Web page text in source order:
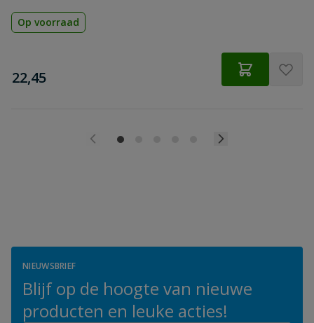
Op voorraad
€
22,45
NIEUWSBRIEF
Blijf op de hoogte van nieuwe
producten en leuke acties!